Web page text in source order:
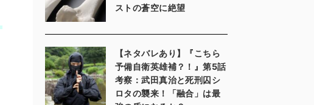
ストの蒼空に絶望
【ネタバレあり】『こちら
予備自衛英雄補？！』第5話
考察：武田真治と死刑囚シ
ロタの襲来！「融合」は最